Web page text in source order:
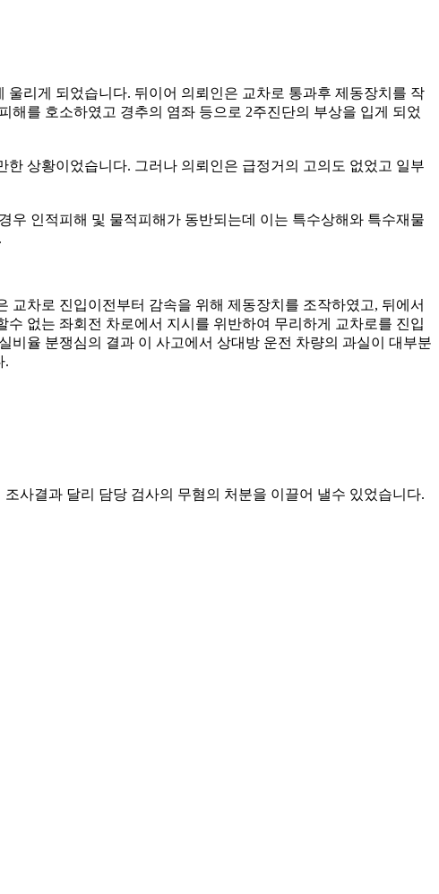
리게 되었습니다. 뒤이어 의뢰인은 교차로 통과후 제동장치를 작
를 호소하였고 경추의 염좌 등으로 2주진단의 부상을 입게 되었
상황이었습니다. 그러나 의뢰인은 급정거의 고의도 없었고 일부
우 인적피해 및 물적피해가 동반되는데 이는 특수상해와 특수재물
차로 진입이전부터 감속을 위해 제동장치를 조작하였고, 뒤에서
없는 좌회전 차로에서 지시를 위반하여 무리하게 교차로를 진입
율 분쟁심의 결과 이 사고에서 상대방 운전 차량의 과실이 대부분
.
사결과 달리 담당 검사의 무혐의 처분을 이끌어 낼수 있었습니다.